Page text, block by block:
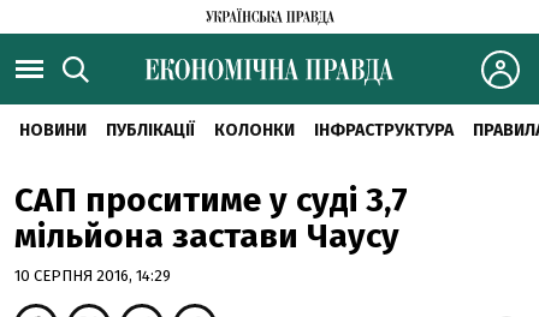
НОВИНИ ПУБЛІКАЦІЇ КОЛОНКИ ІНФРАСТРУКТУРА
САП проситиме у суді 3,7
мільйона застави Чаусу
10 СЕРПНЯ 2016, 14:29